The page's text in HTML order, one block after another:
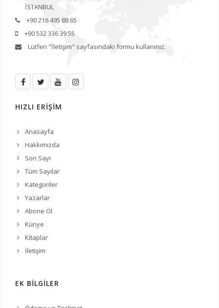
İSTANBUL
+90 216 495 88 65
+90 532 336 39 55
Lütfen "İletişim" sayfasındaki formu kullanınız.
HIZLI ERİŞİM
Anasayfa
Hakkımızda
Son Sayı
Tüm Sayılar
Kategoriler
Yazarlar
Abone Ol
Künye
Kitaplar
İletişim
EK BİLGİLER